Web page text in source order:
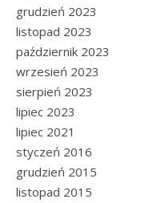
grudzień 2023
listopad 2023
październik 2023
wrzesień 2023
sierpień 2023
lipiec 2023
lipiec 2021
styczeń 2016
grudzień 2015
listopad 2015